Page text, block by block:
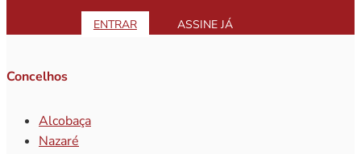
ENTRAR ASSINE JÁ
Concelhos
Alcobaça
Nazaré